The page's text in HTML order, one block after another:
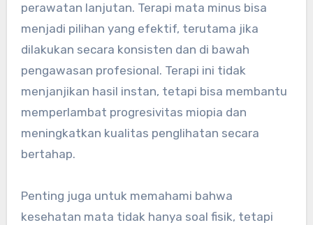
perawatan lanjutan. Terapi mata minus bisa
menjadi pilihan yang efektif, terutama jika
dilakukan secara konsisten dan di bawah
pengawasan profesional. Terapi ini tidak
menjanjikan hasil instan, tetapi bisa membantu
memperlambat progresivitas miopia dan
meningkatkan kualitas penglihatan secara
bertahap.
Penting juga untuk memahami bahwa
kesehatan mata tidak hanya soal fisik, tetapi